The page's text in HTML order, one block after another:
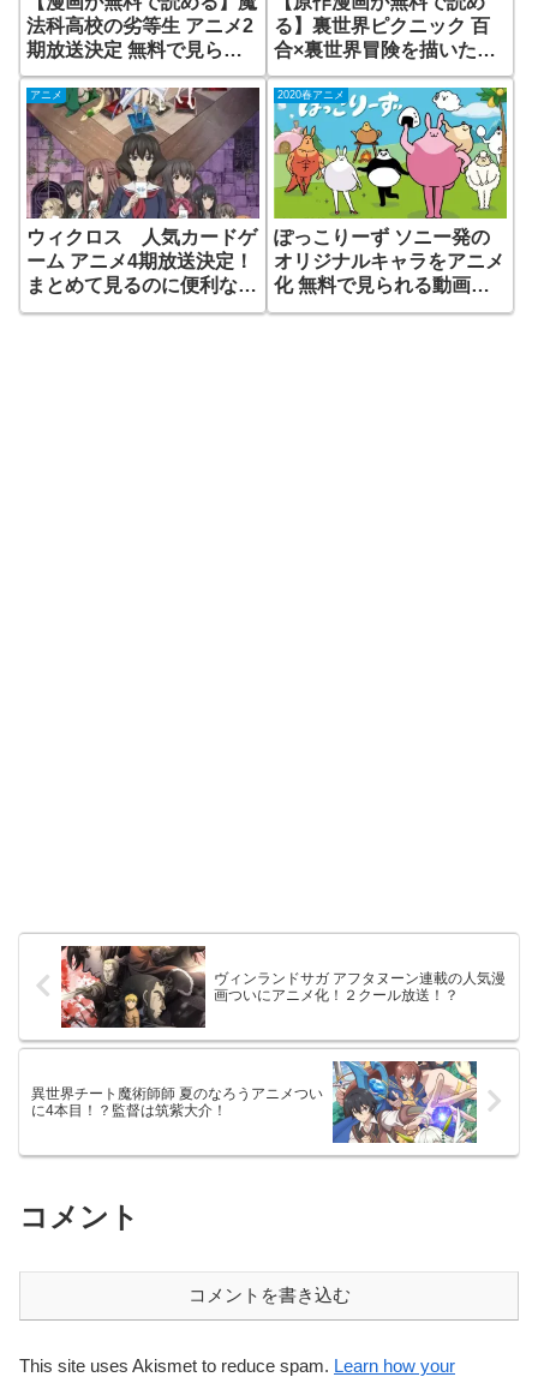
法科高校の劣等生 アニメ2
期放送決定 無料で見られ
る動画配信サイトはある？
る】裏世界ピクニック 百
合×裏世界冒険を描いたラ
ノベをアニメ化 放送日
は？
アニメ
ウィクロス 人気カードゲ
ーム アニメ4期放送決定！
まとめて見るのに便利な動
画配信サイトは？
2020春アニメ
ぽっこりーず ソニー発の
オリジナルキャラをアニメ
化 無料で見られる動画配
信はある？ 声優陣が豪華
ヴィンランドサガ アフタヌーン連載の人気漫
画ついにアニメ化！２クール放送！？
異世界チート魔術師師 夏のなろうアニメつい
に4本目！？監督は筑紫大介！
コメント
コメントを書き込む
This site uses Akismet to reduce spam. Learn how your